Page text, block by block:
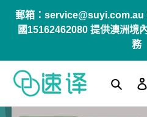
郵箱：service@suyi.com.au
國15162462080 提供澳洲境
務
搜尋